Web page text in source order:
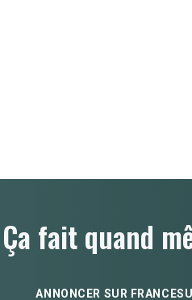
Ça fait quand
ANNONCER SUR